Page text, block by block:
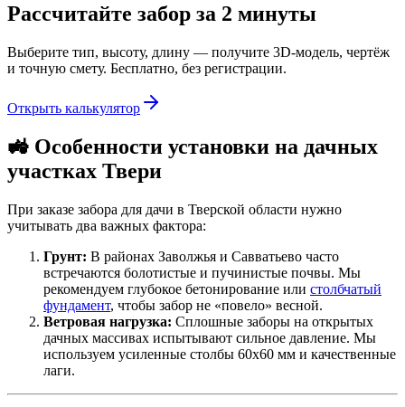
Рассчитайте забор за 2 минуты
Выберите тип, высоту, длину — получите 3D-модель, чертёж
и точную смету. Бесплатно, без регистрации.
Открыть калькулятор
🚜 Особенности установки на дачных
участках Твери
При заказе забора для дачи в Тверской области нужно
учитывать два важных фактора:
Грунт: В районах Заволжья и Савватьево часто
встречаются болотистые и пучинистые почвы. Мы
рекомендуем глубокое бетонирование или столбчатый
фундамент, чтобы забор не «повело» весной.
Ветровая нагрузка: Сплошные заборы на открытых
дачных массивах испытывают сильное давление. Мы
используем усиленные столбы 60х60 мм и качественные
лаги.